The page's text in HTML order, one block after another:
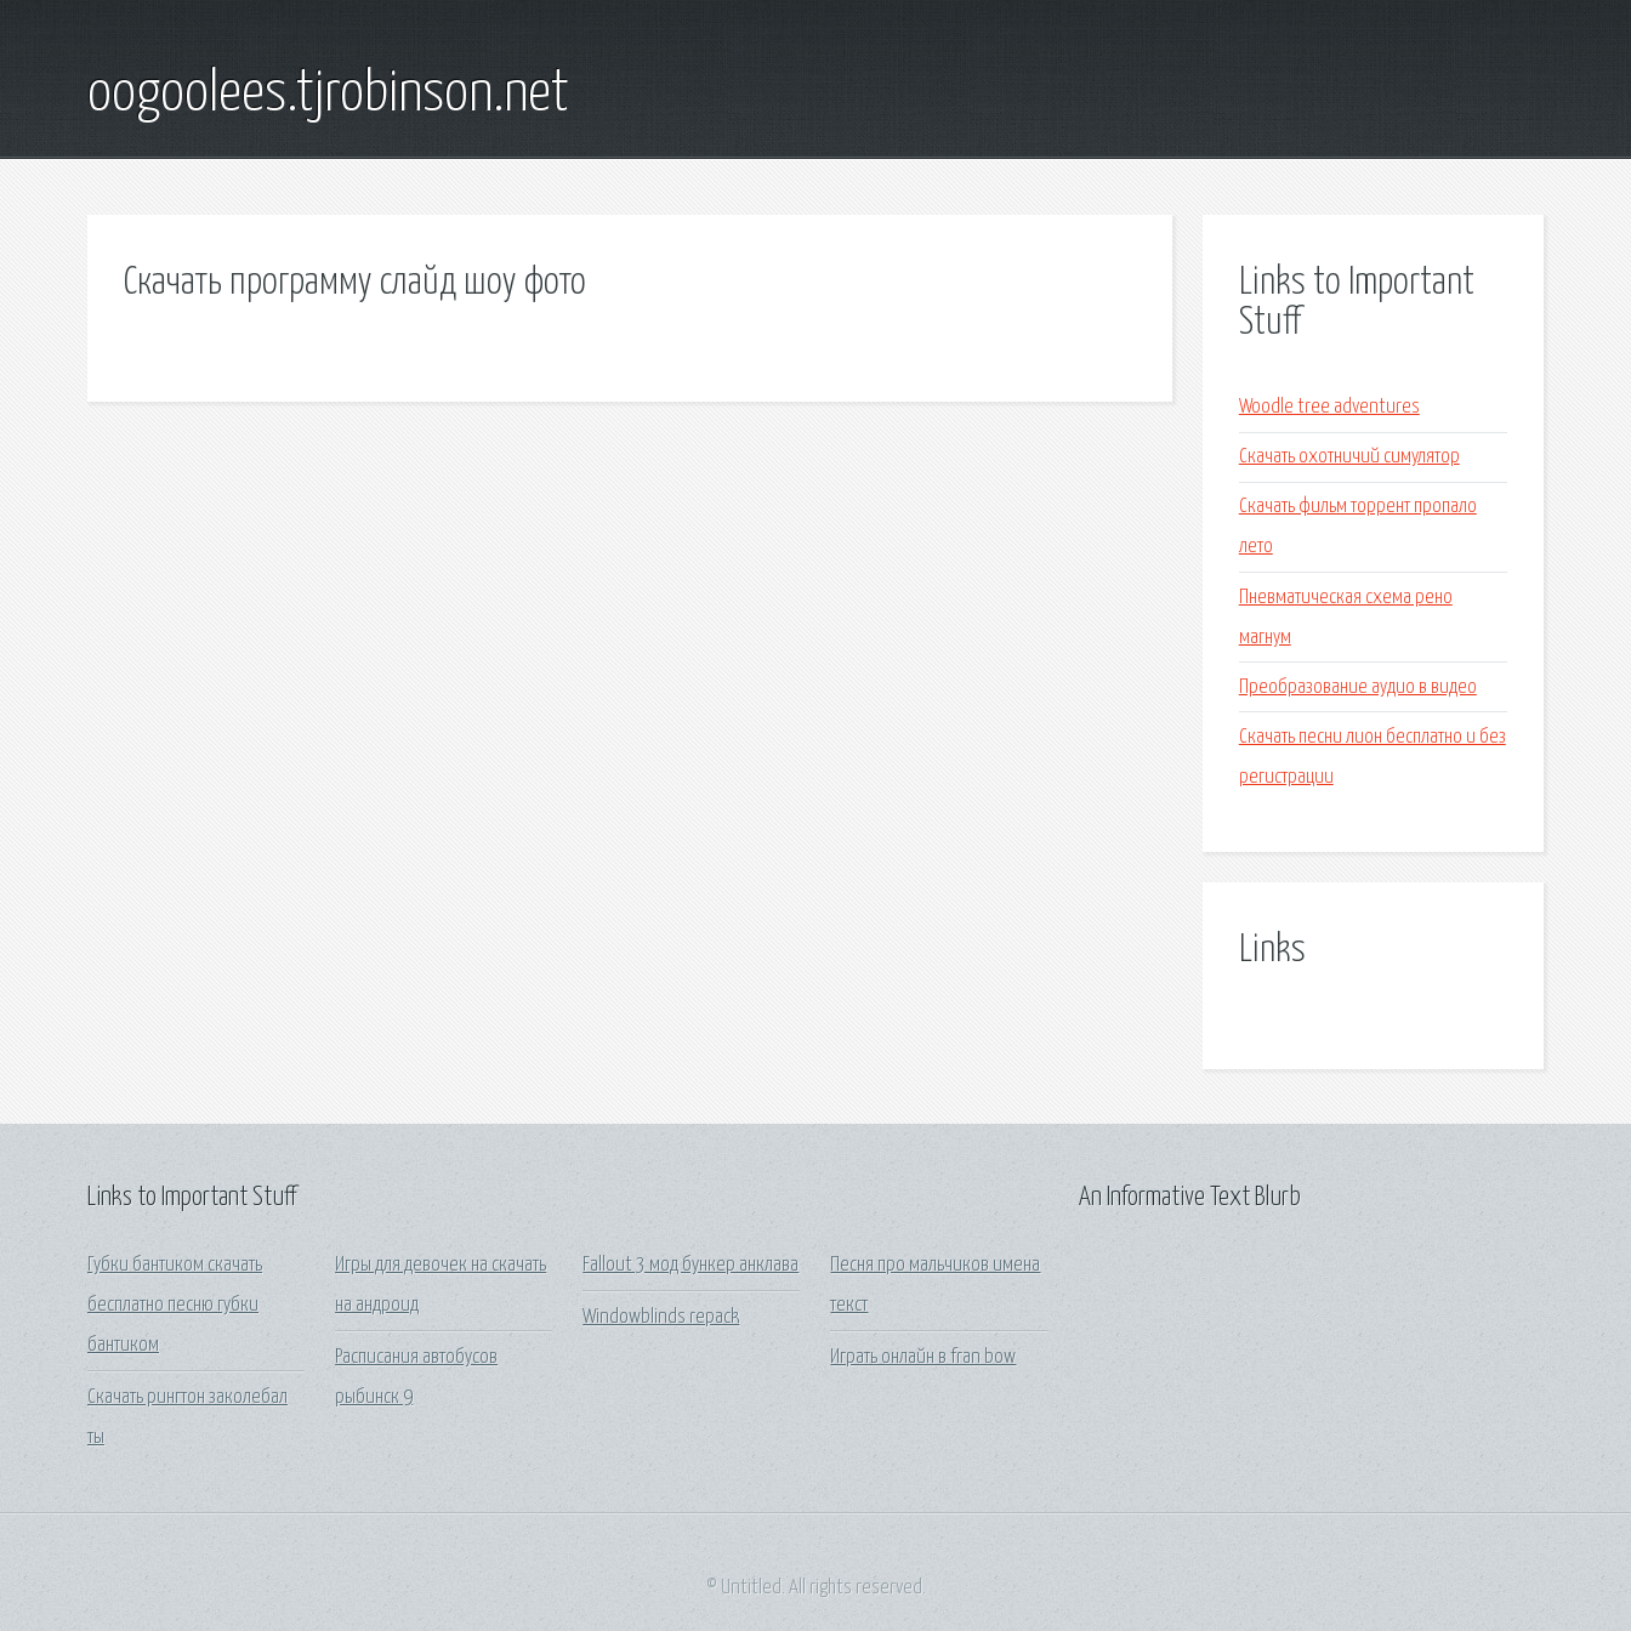
oogoolees.tjrobinson.net
Скачать программу слайд шоу фото
Links to Important
Stuff
Woodle tree adventures
Скачать охотничий симулятор
Скачать фильм торрент пропало
лето
Пневматическая схема рено
магнум
Преобразование аудио в видео
Скачать песни лион бесплатно и без
регистрации
Links
Links to Important Stuff
Губки бантиком скачать
бесплатно песню губки
бантиком
Скачать рингтон заколебал
ты
Игры для девочек на скачать
на андроид
Расписания автобусов
рыбинск 9
Fallout 3 мод бункер анклава
Windowblinds repack
Песня про мальчиков имена
текст
Играть онлайн в fran bow
An Informative Text Blurb
© Untitled. All rights reserved.